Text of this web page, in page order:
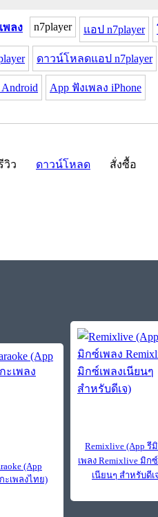
พลง n7player แอป n7player
ดาวน์โหลดแอป n7player
App ฟังเพลง iPhone
วิว ดาวน์โหลด สั่งซื้อ
(App
ะเพลงไทย)
Remixlive (App รี
เพลง Remixlive มิก
เนียนๆ สำหรับดีเ